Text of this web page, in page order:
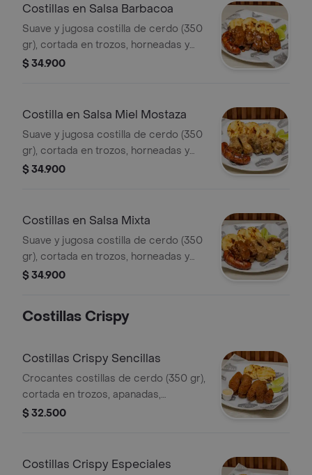
Costillas en Salsa Barbacoa
Suave y jugosa costilla de cerdo (350
gr), cortada en trozos, horneadas y
bañadas en tu salsa barbacoa,
(picante o tradicional).
$ 34.900
Costilla en Salsa Miel Mostaza
Suave y jugosa costilla de cerdo (350
gr), cortada en trozos, horneadas y
bañadas en salsa miel mostaza,
(picante o tradicional).
$ 34.900
Costillas en Salsa Mixta
Suave y jugosa costilla de cerdo (350
gr), cortada en trozos, horneadas y
bañadas en salsa miel mostaza y
artesanal (picante o tradicional).
$ 34.900
Costillas Crispy
Costillas Crispy Sencillas
Crocantes costillas de cerdo (350 gr),
cortada en trozos, apanadas,
acompañadas de dos arepas rellenas
$ 32.500
Costillas Crispy Especiales